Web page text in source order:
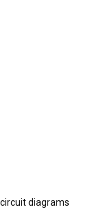
diagrams